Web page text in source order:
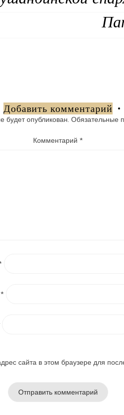
Добавить комментарий
будет опубликован. Обязательные
Комментарий*
*
сайта в этом браузере для